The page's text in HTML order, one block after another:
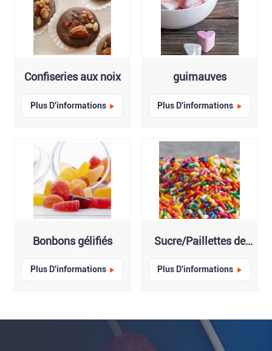
Confiseries aux noix
Plus D'informations
guimauves
Plus D'informations
Bonbons gélifiés
Plus D'informations
Sucre/Paillettes de
Plus D'informations